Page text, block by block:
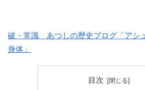
破・常識 あつしの歴史ブログ「アシ
身体」
目次